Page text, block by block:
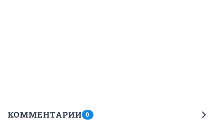
КОММЕНТАРИИ 0